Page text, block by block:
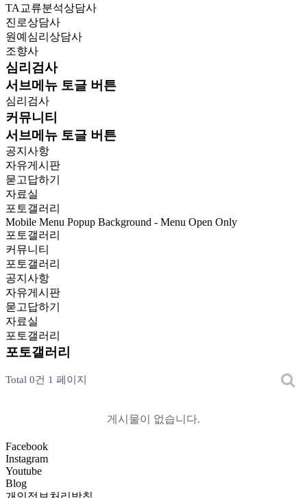
TA교류분석상담사
진로상담사
원예심리상담사
조향사
심리검사
서브메뉴 토글 버튼
심리검사
커뮤니티
서브메뉴 토글 버튼
공지사항
자유게시판
묻고답하기
자료실
포토갤러리
Mobile Menu Popup Background - Menu Open Only
포토갤러리
커뮤니티
포토갤러리
공지사항
자유게시판
묻고답하기
자료실
포토갤러리
포토갤러리
Total 0건 1 페이지
게시물이 없습니다.
Facebook
Instagram
Youtube
Blog